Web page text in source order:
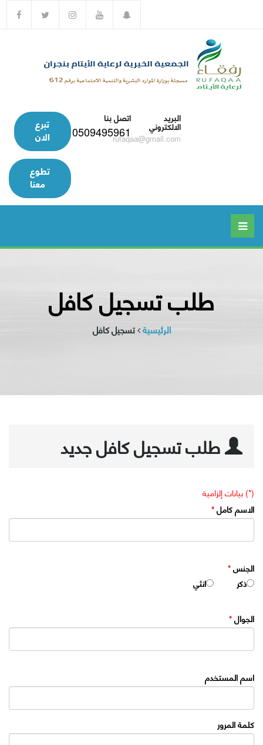
البريد
الالكتروني
rufaqaa@gmail.com
اتصل بنا
0509495961 تبرع
الان
تطوع
معنا
طلب تسجيل كافل
الرئيسية تسجيل كافل
طلب تسجيل كافل جديد
(*) بيانات إلزامية
الاسم كامل *
الجنس *
ذكر
انثي
الجوال *
اسم المستخدم
كلمة المرور